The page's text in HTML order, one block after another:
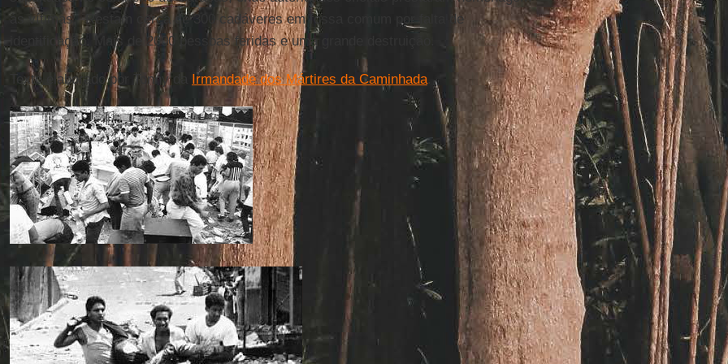
às vítimas. Restam cerca de 300 cadáveres em fossa comum por falta de
identificação. Mais de 2000 pessoas feridas e uma grande destruição.
Texto elaborado por Tonny da Irmandade dos Mártires da Caminhada.